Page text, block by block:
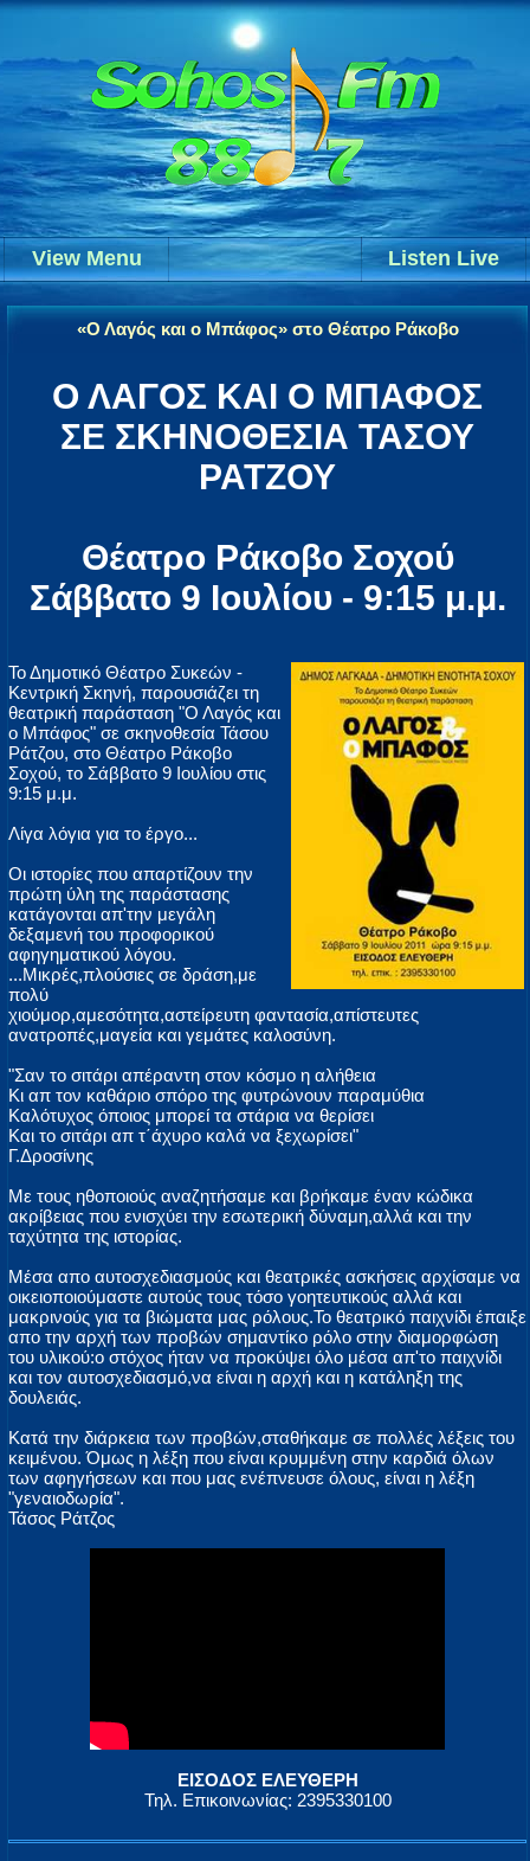
Listen Live
View Menu
«Ο Λαγός και ο Μπάφος» στο Θέατρο Ράκοβο
Ο ΛΑΓΟΣ ΚΑΙ Ο ΜΠΑΦΟΣ
ΣΕ ΣΚΗΝΟΘΕΣΙΑ ΤΑΣΟΥ
ΡΑΤΖΟΥ
Θέατρο Ράκοβο Σοχού
Σάββατο 9 Ιουλίου - 9:15 μ.μ.
Το Δημοτικό Θέατρο Συκεών -
Κεντρική Σκηνή, παρουσιάζει τη
θεατρική παράσταση "Ο Λαγός και
ο Μπάφος" σε σκηνοθεσία Τάσου
Ράτζου, στο Θέατρο Ράκοβο
Σοχού, το Σάββατο 9 Ιουλίου στις
9:15 μ.μ.
Λίγα λόγια για το έργο...
Οι ιστορίες που απαρτίζουν την
πρώτη ύλη της παράστασης
κατάγονται απ'την μεγάλη
δεξαμενή του προφορικού
αφηγηματικού λόγου.
...Μικρές,πλούσιες σε δράση,με
πολύ
χιούμορ,αμεσότητα,αστείρευτη φαντασία,απίστευτες
ανατροπές,μαγεία και γεμάτες καλοσύνη.
"Σαν το σιτάρι απέραντη στον κόσμο η αλήθεια
Κι απ τον καθάριο σπόρο της φυτρώνουν παραμύθια
Καλότυχος όποιος μπορεί τα στάρια να θερίσει
Και το σιτάρι απ τ΄άχυρο καλά να ξεχωρίσει"
Γ.Δροσίνης
Με τους ηθοποιούς αναζητήσαμε και βρήκαμε έναν κώδικα
ακρίβειας που ενισχύει την εσωτερική δύναμη,αλλά και την
ταχύτητα της ιστορίας.
Μέσα απο αυτοσχεδιασμούς και θεατρικές ασκήσεις αρχίσαμε να
οικειοποιούμαστε αυτούς τους τόσο γοητευτικούς αλλά και
μακρινούς για τα βιώματα μας ρόλους.Το θεατρικό παιχνίδι έπαιξε
απο την αρχή των προβών σημαντίκο ρόλο στην διαμορφώση
του υλικού:o στόχος ήταν να προκύψει όλο μέσα απ'το παιχνίδι
και τον αυτοσχεδιασμό,να είναι η αρχή και η κατάληξη της
δουλειάς.
Κατά την διάρκεια των προβών,σταθήκαμε σε πολλές λέξεις του
κειμένου. Όμως η λέξη που είναι κρυμμένη στην καρδιά όλων
των αφηγήσεων και που μας ενέπνευσε όλους, είναι η λέξη
"γεναιοδωρία".
Τάσος Ράτζος
ΕΙΣΟΔΟΣ ΕΛΕΥΘΕΡΗ
Τηλ. Επικοινωνίας: 2395330100